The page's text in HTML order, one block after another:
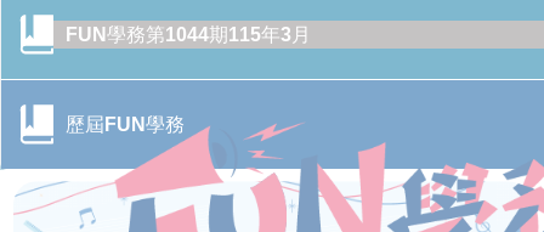
CONTENTS目錄
轉角遇見心空間─「學美．耕心—大專校院輔導諮商空間
改造計畫」成果分享會
教育部辦理「全民國防教育暨防衛動員學術研討會」
CONTENTS目錄
跨域翻轉諮商環境：教育部「學美．耕心」計畫見證校
園溫暖蛻變
CONTENTS目錄
FUN學務第1044期115年3月
歷屆FUN學務